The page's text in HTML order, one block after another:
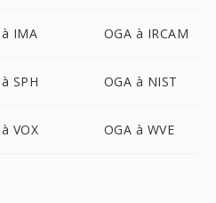
IMA OGA à IRCAM
SPH OGA à NIST
VOX OGA à WVE